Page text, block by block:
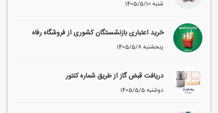
1405/5/10 شنبه
خرید اعتباری بازنشستگان کشوری از فروشگاه رفاه
1405/5/8 پنجشنبه
دریافت قبض گاز از طریق شماره کنتور
1405/5/5 دوشنبه